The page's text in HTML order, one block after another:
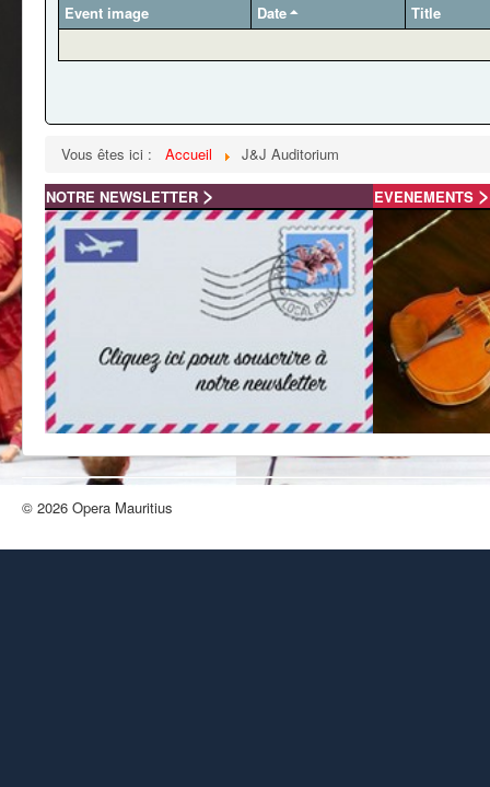
Event image Date Title
Vous êtes ici : Accueil J&J Auditorium
NOTRE NEWSLETTER > EVENEMENTS >
© 2026 Opera Mauritius